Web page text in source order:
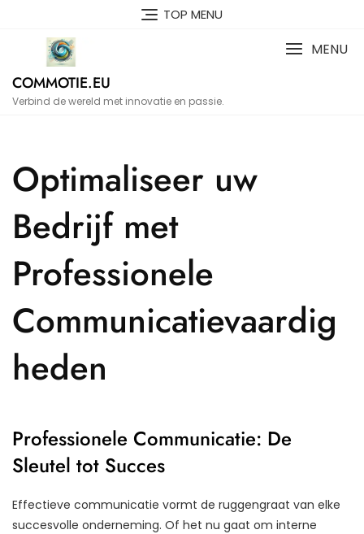
TOP MENU
COMMOTIE.EU
Verbind de wereld met innovatie en passie.
MENU
Optimaliseer uw
Bedrijf met
Professionele
Communicatievaardig
heden
Professionele Communicatie: De
Sleutel tot Succes
Effectieve communicatie vormt de ruggengraat van elke
succesvolle onderneming. Of het nu gaat om interne